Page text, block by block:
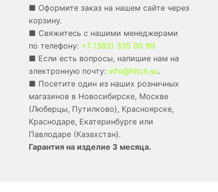
■ Оформите заказ на нашем сайте через
корзину.
■ Свяжитесь с нашими менеджерами
по телефону: +7 (383) 335 00 99
■ Если есть вопросы, напишие нам на
электронную почту: info@hitch.su.
■ Посетите один из наших розничных
магазинов в Новосибирске, Москве
(Люберцы, Путилково), Красноярске,
Краснодаре, Екатеринбурге или
Павлодаре (Казахстан).
Гарантия на изделие 3 месяца.